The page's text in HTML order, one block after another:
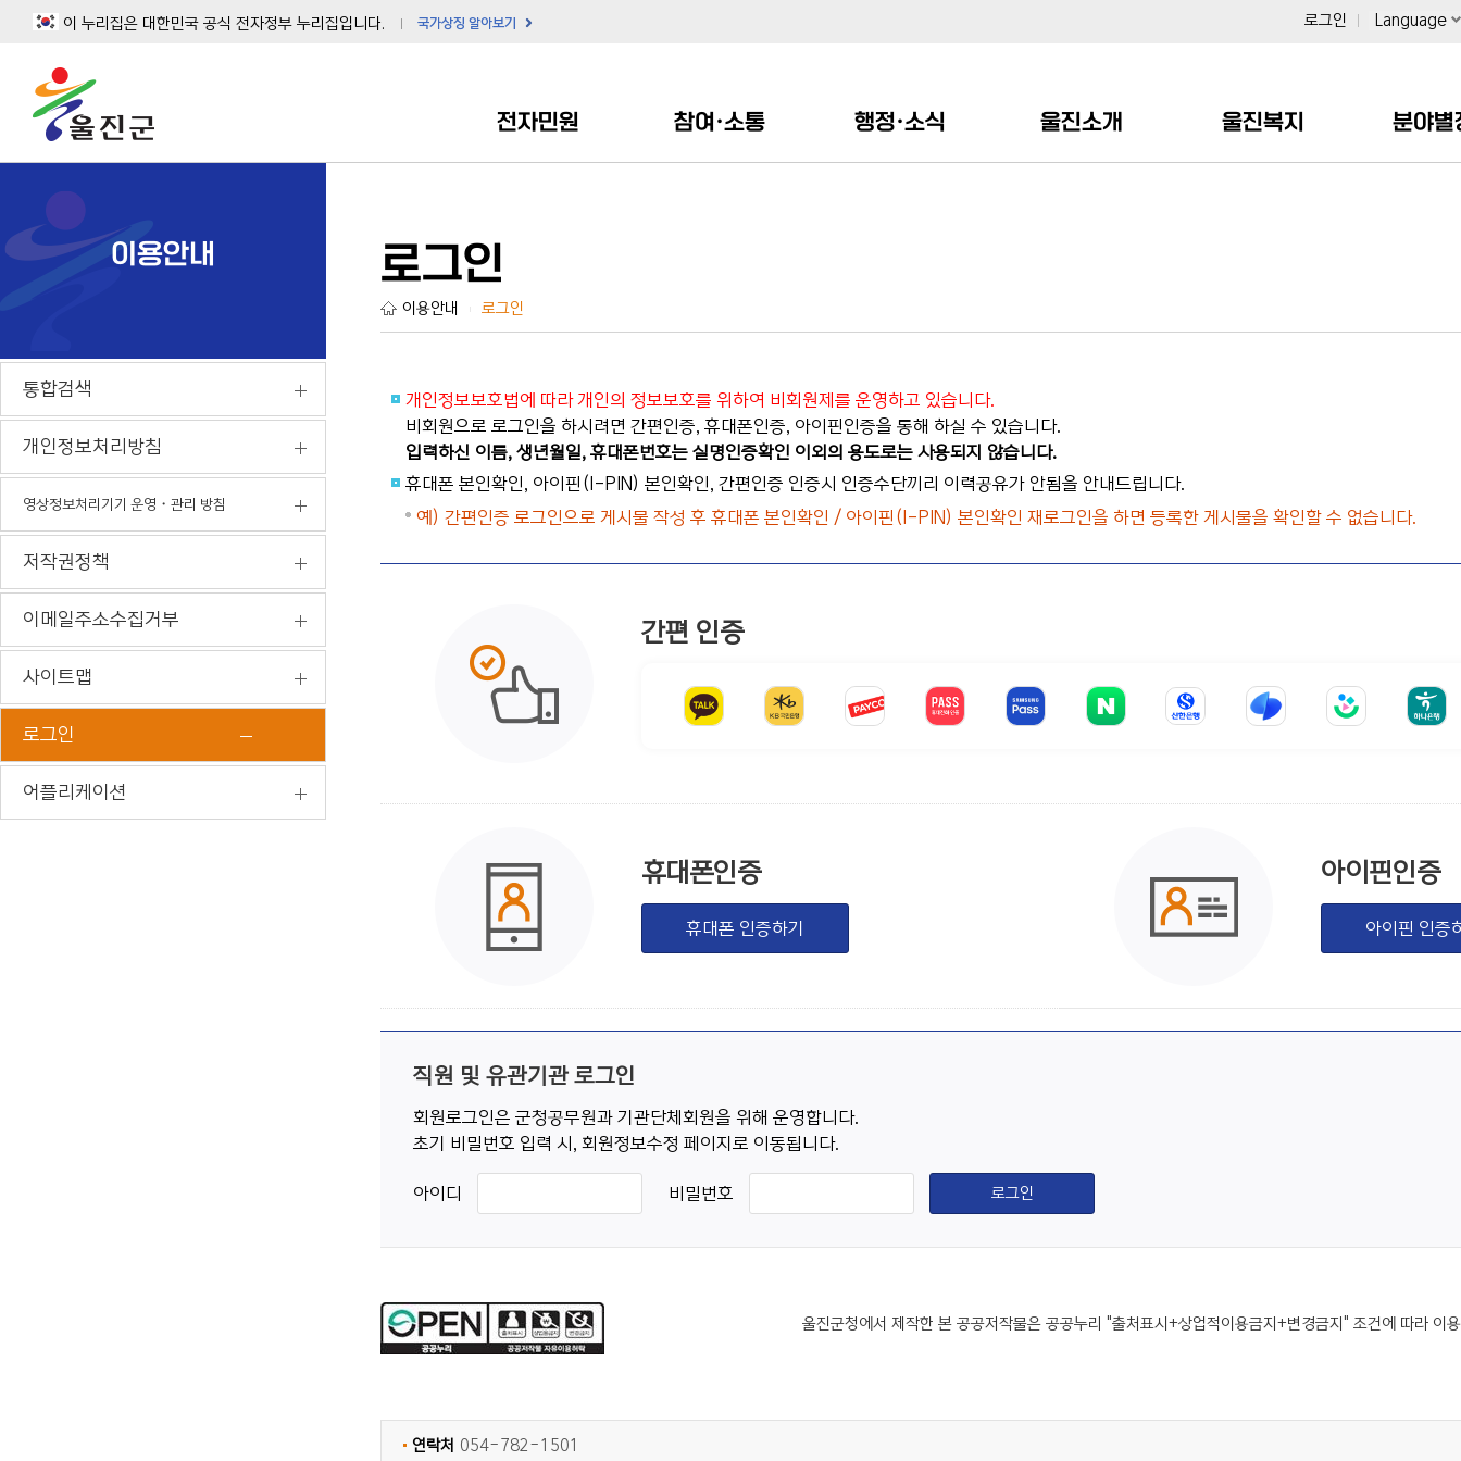
이 누리집은 대한민국 공식 전자정부 누리집입니다. 국가상징 알아보기 로그인 Language
전자민원 참여·소통 행정·소식 울진소개 울진복지 분야별
이용안내
통합검색
개인정보처리방침
영상정보처리기기 운영・관리 방침
저작권정책
이메일주소수집거부
사이트맵
로그인
어플리케이션
로그인
이용안내 로그인
개인정보보호법에 따라 개인의 정보보호를 위하여 비회원제를 운영하고 있습니다.
비회원으로 로그인을 하시려면 간편인증, 휴대폰인증, 아이핀인증을 통해 하실 수 있습니다.
입력하신 이름, 생년월일, 휴대폰번호는 실명인증확인 이외의 용도로는 사용되지 않습니다.
휴대폰 본인확인, 아이핀(I-PIN) 본인확인, 간편인증 인증시 인증수단끼리 이력공유가 안됨을 안내드립니다.
예) 간편인증 로그인으로 게시물 작성 후 휴대폰 본인확인 / 아이핀(I-PIN) 본인확인 재로그인을 하면 등록한 게시물을 확인할 수 없습니다.
간편 인증
휴대폰인증
휴대폰 인증하기
아이핀인증
아이핀 인증
직원 및 유관기관 로그인
회원로그인은 군청공무원과 기관단체회원을 위해 운영합니다.
초기 비밀번호 입력 시, 회원정보수정 페이지로 이동됩니다.
아이디 비밀번호
울진군청에서 제작한 본 공공저작물은 공공누리 "출처표시+상업적이용금지+변경금지" 조건에 따라 이
연락처 054-782-1501